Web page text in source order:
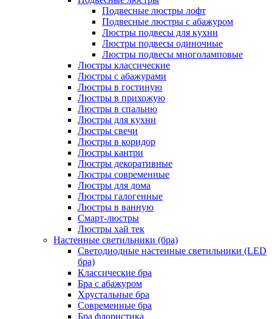
Подвесные люстры лофт
Подвесные люстры с абажуром
Люстры подвесы для кухни
Люстры подвесы одиночные
Люстры подвесы многоламповые
Люстры классические
Люстры с абажурами
Люстры в гостиную
Люстры в прихожую
Люстры в спальню
Люстры для кухни
Люстры свечи
Люстры в коридор
Люстры кантри
Люстры декоративные
Люстры современные
Люстры для дома
Люстры галогенные
Люстры в ванную
Смарт-люстры
Люстры хай тек
Настенные светильники (бра)
Светодиодные настенные светильники (LED
бра)
Классические бра
Бра с абажуром
Хрустальные бра
Современные бра
Бра флористика